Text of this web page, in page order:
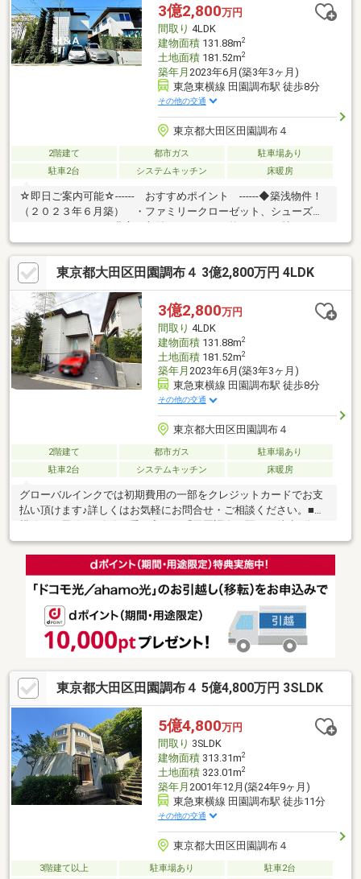
活至便な環境◆ご家族の様子が見渡せるカウンターシステムキッ
チン ・食器洗いの時間を短縮できる食洗機付 ・LDKに寒い時
期にも嬉しい床暖房装備
3億2,800万円
間取り 4LDK
建物面積131.88m2
土地面積181.52m2
築年月 2023年6月(築3年3ヶ月)
東急東横線 田園調布駅 徒歩8分
その他の交通
東京都大田区田園調布４
2階建て 都市ガス
駐車場あり
駐車2台
システムキッチン 床暖房
☆即日ご案内可能☆------ おすすめポイント ------◆築浅物件！
（２０２３年６月築） ・ファミリークローゼット、シューズイ
ンクローゼットなど豊富な収納スペース ・約２１．０帖のゆっ
たり解放感あるLDK ・１６１６サイズのユニットバスでゆった
り入浴 ・約１．３４帖の書斎スペース有 ・各階にトイレ設置
◆最寄り駅まで徒歩６分の立地 ・閑静な住宅街で小中学校や公
園が徒歩４分内で安心 ・スーパー、コンビニが徒歩６分内の生
活至便な環境◆ご家族の様子が見渡せるカウンターシステムキッ
チン ・食器洗いの時間を短縮できる食洗機付 ・LDKに寒い時
期にも嬉しい床暖房装備
東京都大田区田園調布４ 3億2,800万円 4LDK
3億2,800万円
間取り 4LDK
建物面積131.88m2
土地面積181.52m2
築年月 2023年6月(築3年3ヶ月)
東急東横線 田園調布駅 徒歩8分
その他の交通
東京都大田区田園調布４
2階建て 都市ガス
駐車場あり
駐車2台
システムキッチン 床暖房
グローバルインクでは初期費用の一部をクレジットカードでお支
払い頂けます♪詳しくはお気軽にお問合せ・ご相談ください。■東
す。■整然とした街並みと秋にはイチョウ並木の紅葉が美しい田
園調布の住宅街です。■敷地50坪超、建物約130平米の鉄骨造2階
建て。2023年6月完成の築浅邸宅です。■ワンフロアタイプの1階
LDKは広々21帖。アイランドキッチンで開放感があります。■2帖
など収納豊富。■裏庭ございます。駐車場2台分完備。【無料】お
車送迎サービスを実施しております。
東京都大田区田園調布４ 5億4,800万円 3SLDK
5億4,800万円
間取り 3SLDK
建物面積313.31m2
土地面積323.01m2
築年月 2001年12月(築24年9ヶ月)
東急東横線 田園調布駅 徒歩11分
その他の交通
東京都大田区田園調布４
3階建て以上 駐車場あり 駐車2台